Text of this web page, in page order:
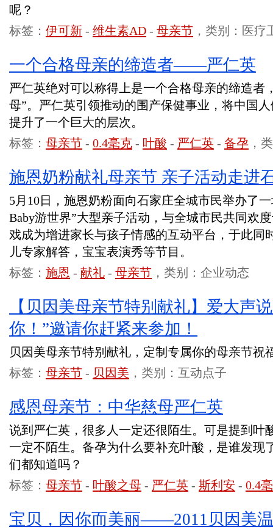
呢？
标签： 伊可新 - 维生素AD - 母亲节 ，类别：医疗
一个合格母亲的缔造者——严仁英
严仁英绝对可以称得上是一个合格母亲的缔造者
母”。严仁英引领推动的围产保健事业，将中国
提升了一个巨大的层次。
标签： 母亲节 - 0.4毫克 - 叶酸 - 严仁英 - 备孕 ，
施恩奶粉献礼母亲节 亲子活动走进
5月10日，施恩奶粉面向石家庄全城市民举办了
Baby游世界”大型亲子活动，与全城市民共同欢
戏成为增进家长与孩子情感的互动平台，于此同
儿专家解答，宝宝表演秀等节目。
标签： 施恩 - 献礼 - 母亲节 ，类别：企业动态
【贝因美母亲节特别献礼】爱大声
你！”邀请你赶紧来参加！
贝因美母亲节特别献礼，定制专属你的母亲节祝
标签： 母亲节 - 贝因美 ，类别：互动点子
感恩母亲节：中华慈母严仁英
说到严仁英，很多人一定还很陌生。可是提到叶
一定不陌生。备孕为什么要补充叶酸，是谁发现
们都知道吗？
标签： 母亲节 - 叶酸之母 - 严仁英 - 斯利安 - 0.4
宝贝，因你而美丽——2011贝因美